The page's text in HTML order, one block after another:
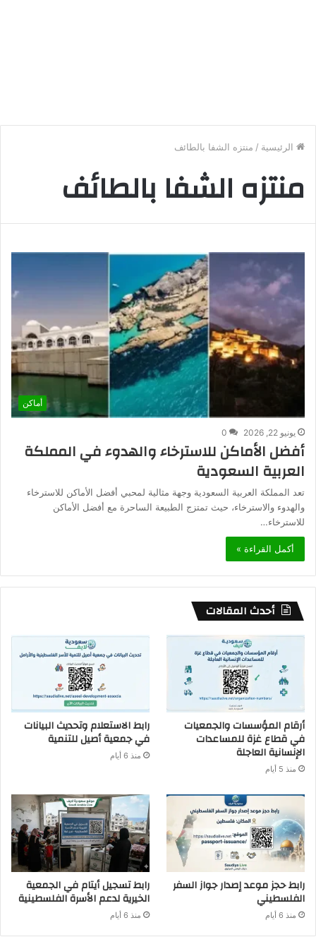
الرئيسية / منتزه الشفا بالطائف
منتزه الشفا بالطائف
أماكن
يونيو 22, 2026 0
أفضل الأماكن للاسترخاء والهدوء في المملكة
العربية السعودية
تعد المملكة العربية السعودية وجهة مثالية لمحبي أفضل الأماكن للاسترخاء
والهدوء والاسترخاء، حيث تمتزج الطبيعة الساحرة مع أفضل الأماكن
للاسترخاء…
أكمل القراءة »
أحدث المقالات
أرقام المؤسسات والجمعيات
في قطاع غزة للمساعدات
الإنسانية العاجلة
منذ 5 أيام
رابط الاستعلام وتحديث البيانات
في جمعية أصيل للتنمية
منذ 6 أيام
رابط حجز موعد إصدار جواز السفر
الفلسطيني
منذ 6 أيام
رابط تسجيل أيتام في الجمعية
الخيرية لدعم الأسرة الفلسطينية
منذ 6 أيام